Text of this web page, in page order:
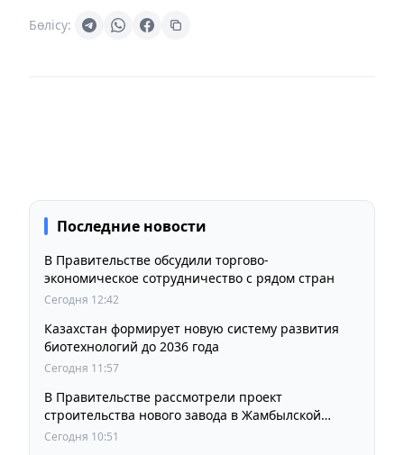
Бөлісу:
Последние новости
В Правительстве обсудили торгово-
экономическое сотрудничество с рядом стран
Сегодня 12:42
Казахстан формирует новую систему развития
биотехнологий до 2036 года
Сегодня 11:57
В Правительстве рассмотрели проект
строительства нового завода в Жамбылской
области
Сегодня 10:51